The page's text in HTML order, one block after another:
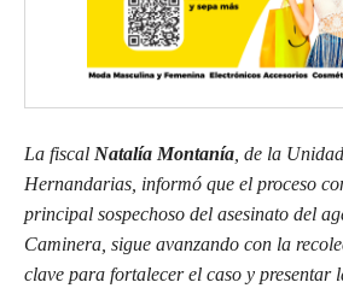
La fiscal Natalía Montanía , de la
Hernandarias, informó que el proceso
principal sospechoso del asesinato del
Caminera, sigue avanzando con la
clave para fortalecer el caso y presentar